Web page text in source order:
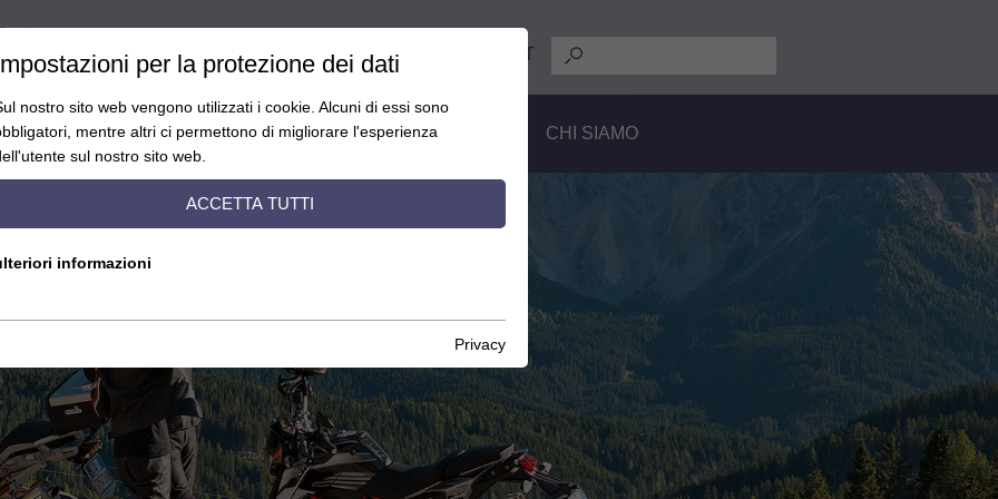
IT
HOTELS OFFERTE - MOTO MOTO-GITE CHI SIAMO
per la protezione dei dati
nostro sito web vengono utilizzati i cookie. Alcuni di essi sono
mentre altri ci permettono di migliorare l'esperienza
sul nostro sito web.
ACCETTA TUTTI
informazioni
Privacy